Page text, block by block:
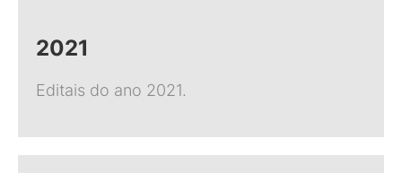
2021
Editais do ano 2021.